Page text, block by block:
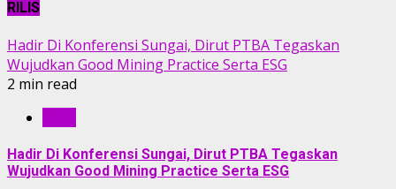
RILIS
Hadir Di Konferensi Sungai, Dirut PTBA Tegaskan
Wujudkan Good Mining Practice Serta ESG
2 min read
Hadir Di Konferensi Sungai, Dirut PTBA Tegaskan
Wujudkan Good Mining Practice Serta ESG